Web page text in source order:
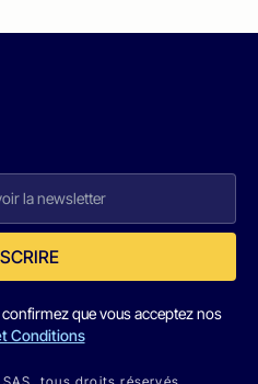
que vous acceptez nos
Conditions